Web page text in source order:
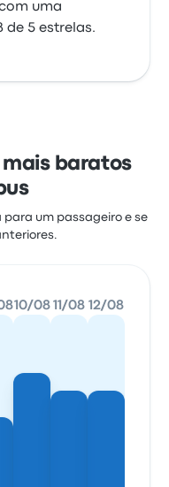
uma
de 5 estrelas.
mais baratos
um passageiro e se
10/08 11/08 12/08